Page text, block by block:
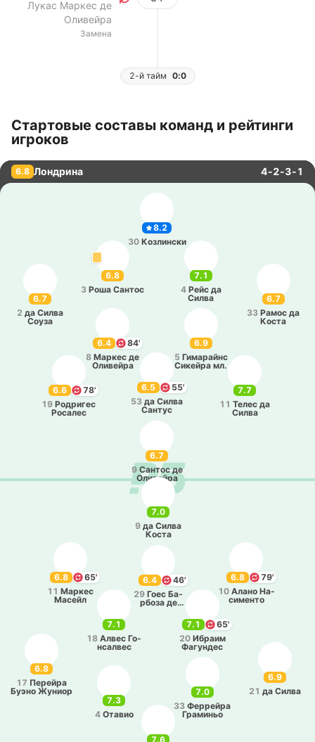
Лукас Маркес де
Оливейра
Замена
2-й тайм 0:0
Стартовые составы команд и рейтинги
игроков
6.8 Лондрина 4-2-3-1
8.2
30 Ко­зли­нски
7.1
4 Рейс да
Силва
6.7
2 да Силва
Соуза
6.7
33 Рамос да
Коста
6.8
3 Роша Сантос
6.9
5 Ги­ма­райнс
Си­кей­ра мл.
7.7
11 Телес да
Силва
6.4
84'
8 Маркес де
Оли­вей­ра
6.6
78'
19 Ро­дри­гес
Ро­са­лес
6.5
55'
53 да Силва
Сантус
6.7
9 Сантос де
Оли­вей­ра
7.6
7.0
33 Фе­ррей­ра
Гра­ми­ньо
6.9
21 да Силва
7.3
4 Отавио
6.8
17 Пе­рей­ра
Буэно Жуниор
6.8
79'
10 Алано На­
си­ме­нто
6.4
46'
29 Гоес Ба­
рбо­за де
6.8
65'
11 Маркес
Масейл
7.1
65'
20 Ибраим
Фа­гу­ндес
7.1
18 Алвес Го­
нса­лвес
7.0
9 да Силва
Коста